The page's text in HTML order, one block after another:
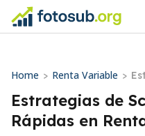
Home > Renta Variable >
as
Estrategias de
Rápidas en